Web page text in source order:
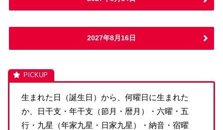
2027年8月16日
生まれた日（誕生日）から、何曜日に生まれた
か、日干支・年干支（節月・暦月）・六曜・五
行・九星（年家九星・日家九星）・納音・宿曜